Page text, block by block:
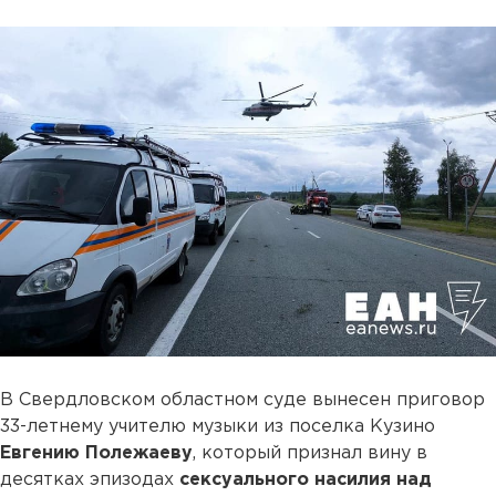
В Свердловском областном суде вынесен приговор
33-летнему учителю музыки из поселка Кузино
Евгению Полежаеву, который признал вину в
десятках эпизодах сексуального насилия над